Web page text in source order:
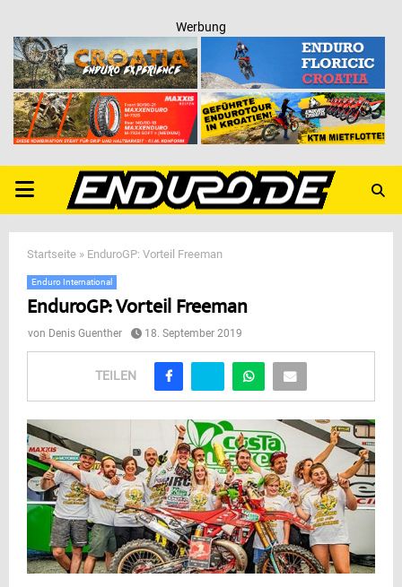
Werbung
PRIMARY
MENU
Startseite » EnduroGP: Vorteil Freeman
Enduro International
EnduroGP: Vorteil Freeman
von Denis Guenther 18. September 2019
TEILEN